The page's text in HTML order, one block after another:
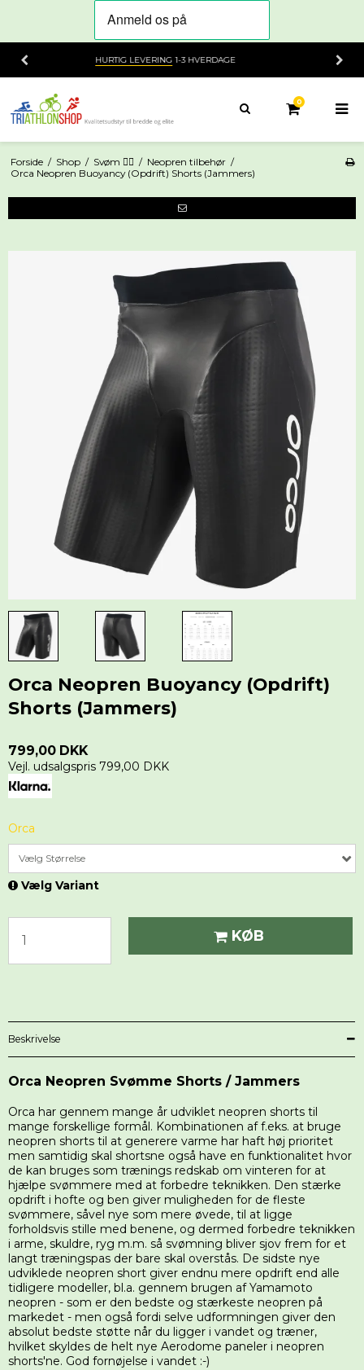
14 DAGESFORTRYDELSESRET
0
Forside / Shop / Svøm 🏊‍♀️ / Neopren tilbehør /
Orca Neopren Buoyancy (Opdrift) Shorts (Jammers)
Orca Neopren Buoyancy (Opdrift)
Shorts (Jammers)
799,00 DKK
Vejl. udsalgspris 799,00 DKK
Orca
Vælg Størrelse
Vælg Variant
KØB
Beskrivelse
Orca Neopren Svømme Shorts / Jammers
Orca har gennem mange år udviklet neopren shorts til
mange forskellige formål. Kombinationen af f.eks. at bruge
neopren shorts til at generere varme har haft høj prioritet
men samtidig skal shortsne også have en funktionalitet hvor
de kan bruges som trænings redskab om vinteren for at
hjælpe svømmere med at forbedre teknikken. Den stærke
opdrift i hofte og ben giver muligheden for de fleste
svømmere, såvel nye som mere øvede, til at ligge
forholdsvis stille med benene, og dermed forbedre teknikken
i arme, skuldre, ryg m.m. så svømning bliver sjov frem for et
langt træningspas der bare skal overstås. De sidste nye
udviklede neopren short giver endnu mere opdrift end alle
tidligere modeller, bl.a. gennem brugen af Yamamoto
neopren - som er den bedste og stærkeste neopren på
markedet - men også fordi selve udformningen giver den
absolut bedste støtte når du ligger i vandet og træner,
hvilket skyldes de helt nye Aerodome paneler i neopren
shorts'ne. God fornøjelse i vandet :-)